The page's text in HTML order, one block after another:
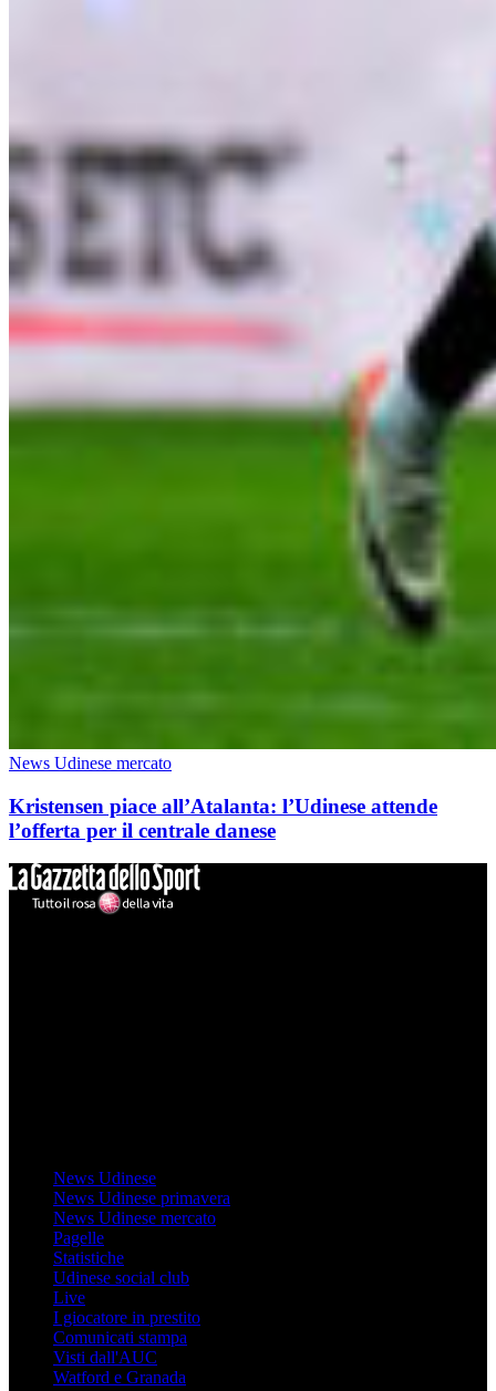
News Udinese mercato
Kristensen piace all’Atalanta: l’Udinese attende
l’offerta per il centrale danese
News Udinese
News Udinese primavera
News Udinese mercato
Pagelle
Statistiche
Udinese social club
Live
I giocatore in prestito
Comunicati stampa
Visti dall'AUC
Watford e Granada